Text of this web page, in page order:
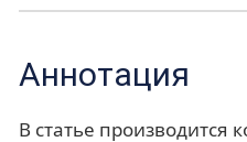
Аннотация
В статье производится